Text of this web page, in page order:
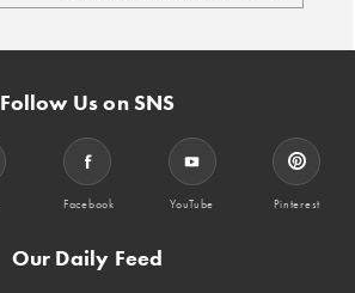
Follow Us on SNS
Facebook YouTube Pinterest
Our Daily Feed